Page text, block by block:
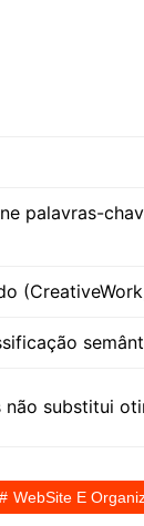
palavras-
substitui
WebSite E